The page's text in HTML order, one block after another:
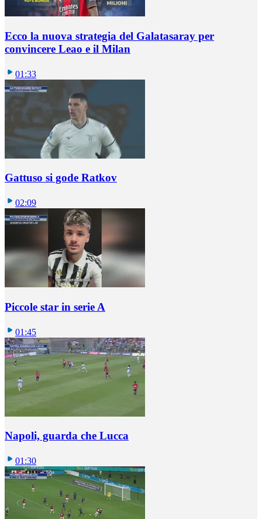
Ecco la nuova strategia del Galatasaray per
convincere Leao e il Milan
01:33
Gattuso si gode Ratkov
02:09
Piccole star in serie A
01:45
Napoli, guarda che Lucca
01:30